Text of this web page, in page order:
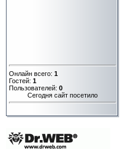
Онлайн всего: 1
Гостей: 1
Пользователей: 0
Сегодня сайт посетило